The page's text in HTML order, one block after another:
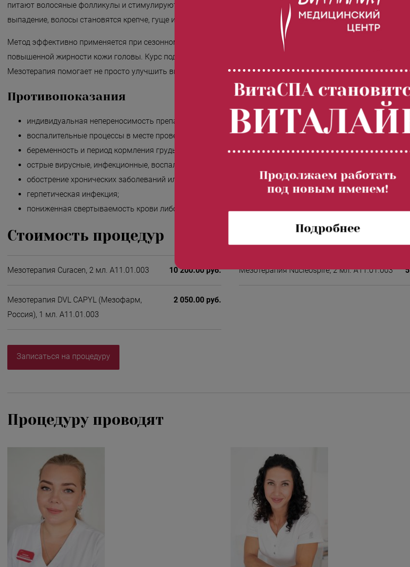
питают волосяные фолликулы и стимулируют рост новых волос. Уже после нескольких процедур
выпадение, волосы становятся крепче, гуще и здоровее.
Метод эффективно применяется при сезонном и хроническом выпадении волос, перхоти, замедленном росте,
повышенной жирности кожи головы. Курс подбирается индивидуально, а препараты — только
Мезотерапия помогает не просто улучшить внешний вид, а восстановить здоровье кожи головы и волос
Противопоказания
индивидуальная непереносимость препаратов, используемых для процедуры;
воспалительные процессы в месте проведения манипуляции;
беременность и период кормления грудью;
острые вирусные, инфекционные, воспалительные заболевания;
обострение хронических заболеваний или хронические заболевания в стадии декомпенсации
герпетическая инфекция;
пониженная свертываемость крови либо прием антикоагулянтов.
Стоимость процедур
Мезотерапия Curacen, 2 мл. А11.01.003 10 200.00 руб. Мезотерапия Nucleospire, 2 мл. А11.01.003
Мезотерапия DVL CAPYL (Мезофарм,
Россия), 1 мл. А11.01.003
2 050.00 руб.
Записаться на процедуру
Процедуру проводят
ВитаСПА
Продолжаем работать
под новым именем!
Подробнее